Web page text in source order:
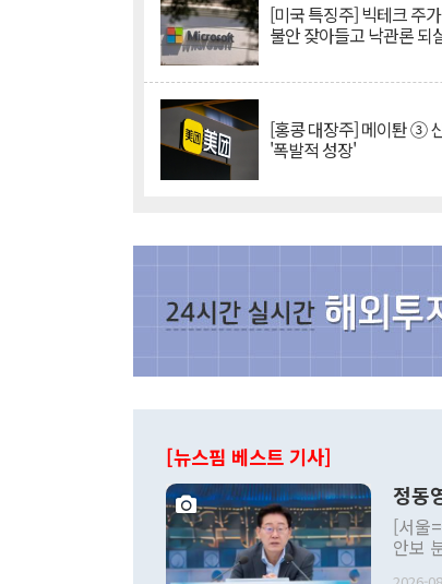
[미국 특징주] 빅테크 주
불안 잦아들고 낙관론 되
[홍콩 대장주] 메이퇀 ③
'폭발적 성장'
[뉴스핌 베스트 기사]
정동
[서울
안보